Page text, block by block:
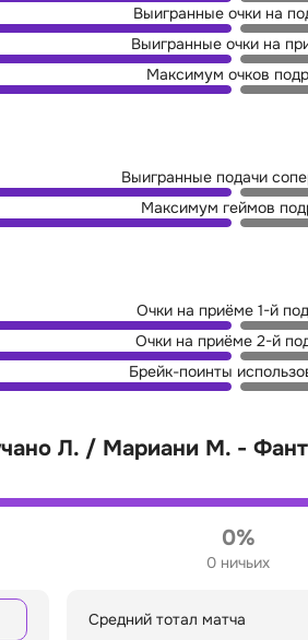
Выигранные очки на
Выигранные очки на
Максимум очков
Выигранные подачи
Максимум геймов
Очки на приёме 1-й
Очки на приёме 2-й
Брейк-поинты
Л. / Мариани М. -
0%
0 ничьих
Средний тотал матча